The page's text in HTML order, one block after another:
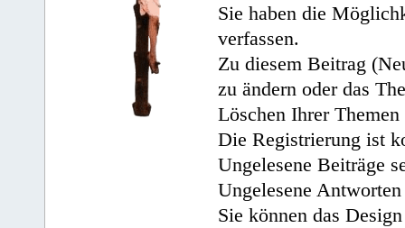
Sie haben die
verfassen.
Zu diesem Beitrag
zu ändern oder das
Löschen Ihrer
Die Registrierung ist
Ungelesene Beiträge
Ungelesene
Sie können das